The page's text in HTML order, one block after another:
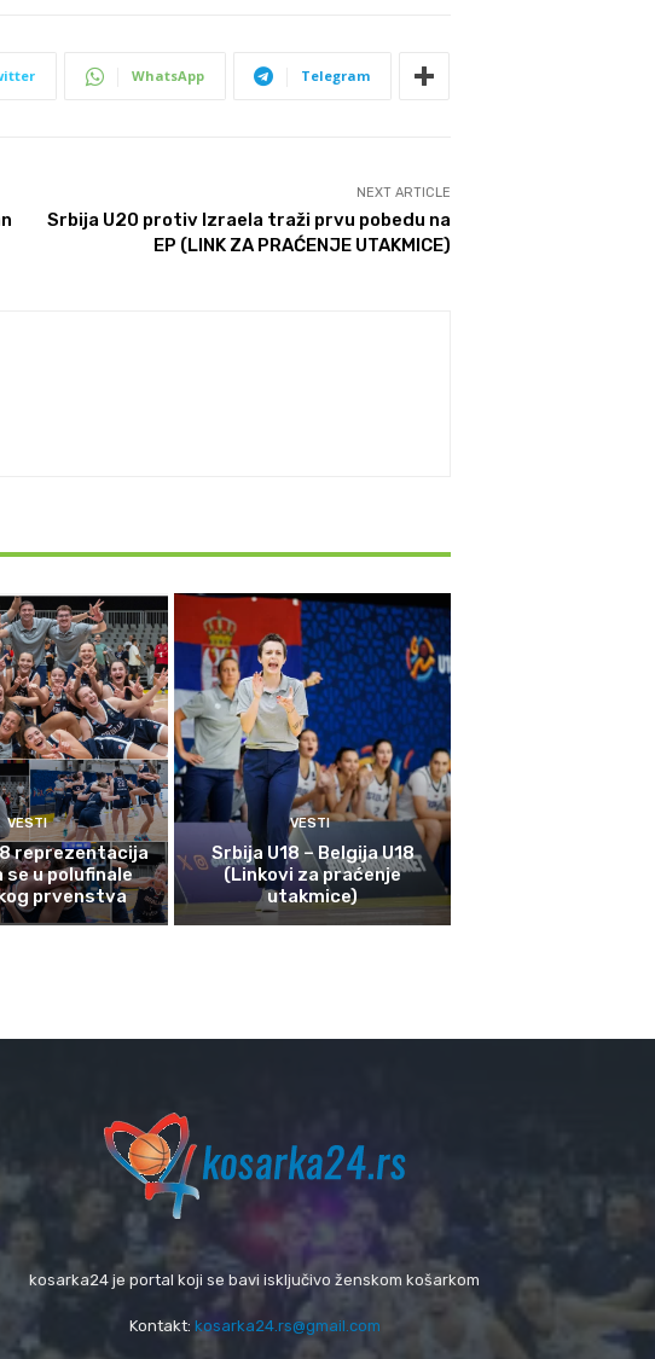
WhatsApp Telegram
NEXT ARTICLE
Srbija U20 protiv Izraela traži prvu pobedu na
EP (LINK ZA PRAĆENJE UTAKMICE)
VESTI
reprezentacija
se u polufinale
prvenstva
VESTI
Srbija U18 – Belgija U18
(Linkovi za praćenje
utakmice)
kosarka24 je portal koji se bavi isključivo ženskom košarkom
Kontakt: kosarka24.rs@gmail.com